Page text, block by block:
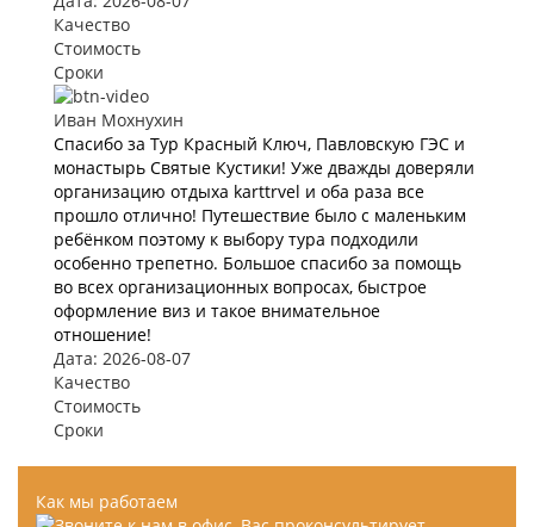
Качество
Стоимость
Сроки
Иван Мохнухин
Спасибо за Тур Красный Ключ, Павловскую ГЭС и
монастырь Святые Кустики! Уже дважды доверяли
организацию отдыха karttrvel и оба раза все
прошло отлично! Путешествие было с маленьким
ребёнком поэтому к выбору тура подходили
особенно трепетно. Большое спасибо за помощь
во всех организационных вопросах, быстрое
оформление виз и такое внимательное
отношение!
Дата: 2026-08-07
Качество
Стоимость
Сроки
Как мы работаем